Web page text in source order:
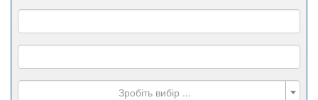
Зробіть вибір ...